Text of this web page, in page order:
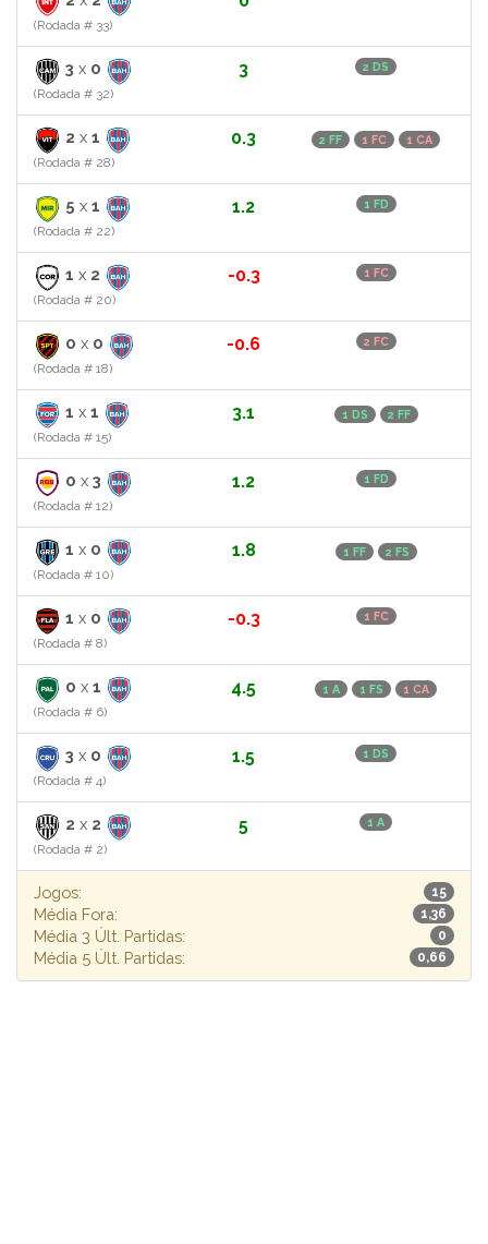
(Rodada # 33)
3 x 0
(Rodada # 32)
3 2 DS
2 x 1
(Rodada # 28)
0.3 2 FF 1 FC 1 CA
5 x 1
(Rodada # 22)
1.2 1 FD
1 x 2
(Rodada # 20)
-0.3 1 FC
0 x 0
(Rodada # 18)
-0.6 2 FC
1 x 1
(Rodada # 15)
3.1 1 DS 2 FF
0 x 3
(Rodada # 12)
1.2 1 FD
1 x 0
(Rodada # 10)
1.8 1 FF 2 FS
1 x 0
(Rodada # 8)
-0.3 1 FC
0 x 1
(Rodada # 6)
4.5 1 A 1 FS 1 CA
3 x 0
(Rodada # 4)
1.5 1 DS
2 x 2
(Rodada # 2)
5 1 A
Jogos: 15
Média Fora: 1,36
Média 3 Últ. Partidas: 0
Média 5 Últ. Partidas: 0,66